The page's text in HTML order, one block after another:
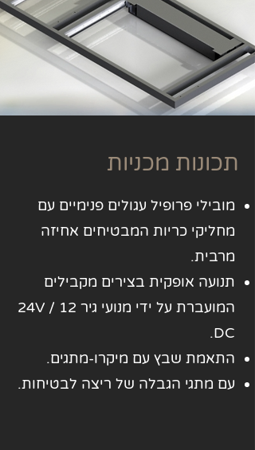
תכונות מכניות
מובילי פרופיל עגולים פנימיים עם
מחליקי כריות המבטיחים אחיזה
מרבית.
תנועה אופקית בצירים מקבילים
המועברת על ידי מנועי גיר 12 / 24V
DC.
התאמת שבץ עם מיקרו-מתגים.
עם מתגי הגבלה של ריצה לבטיחות.